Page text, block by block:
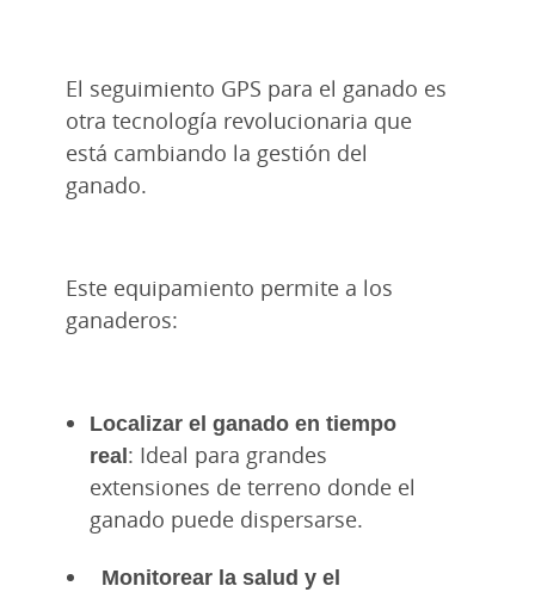
El seguimiento GPS para el ganado es
otra tecnología revolucionaria que
está cambiando la gestión del
ganado.
Este equipamiento permite a los
ganaderos:
Localizar el ganado en tiempo
real: Ideal para grandes
extensiones de terreno donde el
ganado puede dispersarse.
Monitorear la salud y el